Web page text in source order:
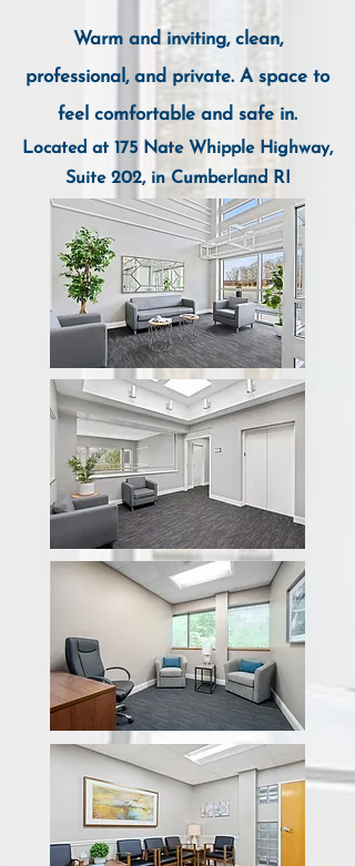
Warm and inviting, clean,
professional, and private. Aspace to
feel comfortable and safe in.
Located at 175 Nate Whipple Highway,
Suite 202, in Cumberland RI